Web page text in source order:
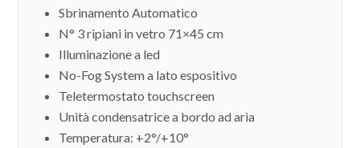
Sbrinamento Automatico
N° 3 ripiani in vetro 71×45 cm
Illuminazione a led
No-Fog System a lato espositivo
Teletermostato touchscreen
Unità condensatrice a bordo ad aria
Temperatura: +2°/+10°